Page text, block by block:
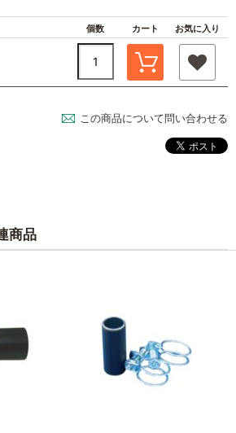
個数 カート お気に入り
この商品について問い合わせる
商品